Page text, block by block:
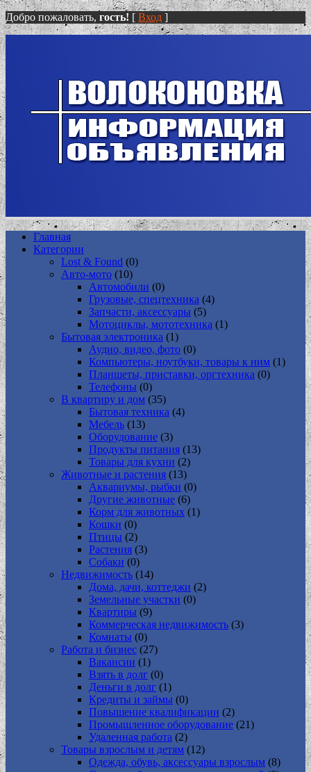
Добро пожаловать, гость! [ Вход ]
Главная
Категории
Lost & Found (0)
Авто-мото (10)
Автомобили (0)
Грузовые, спецтехника (4)
Запчасти, аксессуары (5)
Мотоциклы, мототехника (1)
Бытовая электроника (1)
Аудио, видео, фото (0)
Компьютеры, ноутбуки, товары к ним (1)
Планшеты, приставки, оргтехника (0)
Телефоны (0)
В квартиру и дом (35)
Бытовая техника (4)
Мебель (13)
Оборудование (3)
Продукты питания (13)
Товары для кухни (2)
Животные и растения (13)
Аквариумы, рыбки (0)
Другие животные (6)
Корм для животных (1)
Кошки (0)
Птицы (2)
Растения (3)
Собаки (0)
Недвижимость (14)
Дома, дачи, коттеджи (2)
Земельные участки (0)
Квартиры (9)
Коммерческая недвижимость (3)
Комнаты (0)
Работа и бизнес (27)
Вакансии (1)
Взять в долг (0)
Деньги в долг (1)
Кредиты и займы (0)
Повышение квалификации (2)
Промышленное оборудование (21)
Удаленная работа (2)
Товары взрослым и детям (12)
Одежда, обувь, аксессуары взрослым (8)